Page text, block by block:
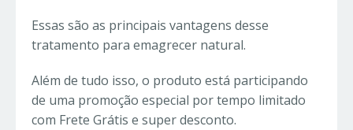
Essas são as principais vantagens desse
tratamento para emagrecer natural.
Além de tudo isso, o produto está participando
de uma promoção especial por tempo limitado
com Frete Grátis e super desconto.